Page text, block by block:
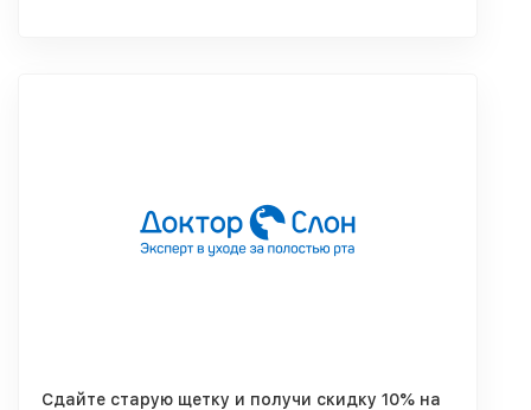
Сдайте старую щетку и получи скидку 10% на